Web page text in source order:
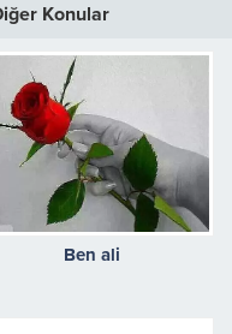
Konular
Ben ali